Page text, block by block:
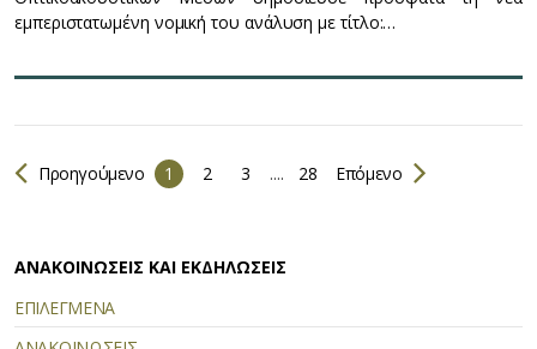
εμπεριστατωμένη νομική του ανάλυση με τίτλο:…
Προηγούμενο 1 2 3 .... 28 Επόμενο
ΑΝΑΚΟΙΝΩΣΕΙΣ ΚΑΙ ΕΚΔΗΛΩΣΕΙΣ
ΕΠΙΛΕΓΜΕΝΑ